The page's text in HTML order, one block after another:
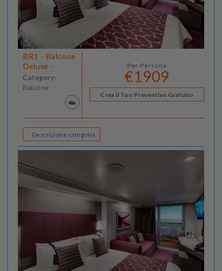
BR1 - Balcone
Deluxe -
Category:
Balcone
Per Persona
€1909
Crea il Tuo Preventivo Gratuito
Descrizione categoria